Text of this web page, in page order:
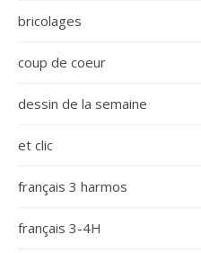
bricolages
coup de coeur
dessin de la semaine
et clic
français 3 harmos
français 3-4H